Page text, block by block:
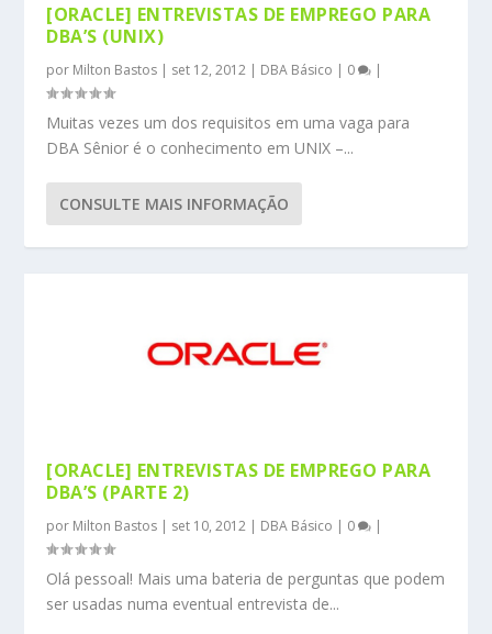
[ORACLE] ENTREVISTAS DE EMPREGO PARA
DBA’S (UNIX)
por Milton Bastos | set 12, 2012 | DBA Básico | 0 |
Muitas vezes um dos requisitos em uma vaga para
DBA Sênior é o conhecimento em UNIX –...
CONSULTE MAIS INFORMAÇÃO
[ORACLE] ENTREVISTAS DE EMPREGO PARA
DBA’S (PARTE 2)
por Milton Bastos | set 10, 2012 | DBA Básico | 0 |
Olá pessoal! Mais uma bateria de perguntas que podem
ser usadas numa eventual entrevista de...